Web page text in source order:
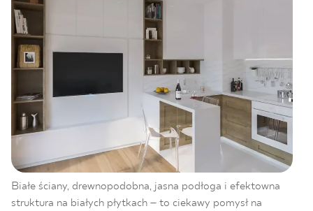
Białe ściany, drewnopodobna, jasna podłoga i efektowna
struktura na białych płytkach – to ciekawy pomysł na